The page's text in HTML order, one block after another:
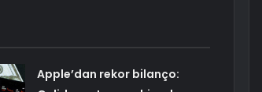
Apple’dan rekor bilanço: